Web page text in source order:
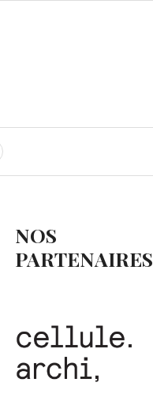
RECHERCHE
NOS
PARTENAIRES